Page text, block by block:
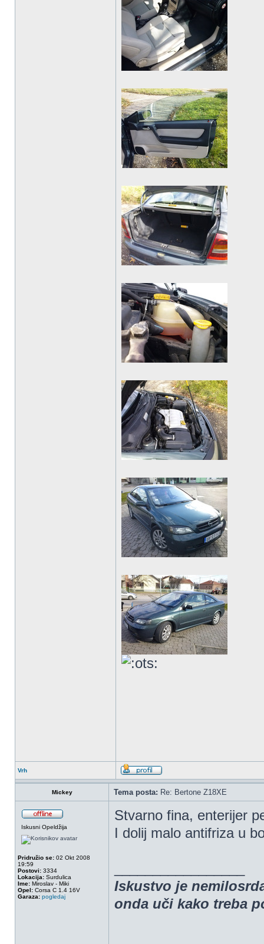
Vrh
Mickey Tema posta: Re: Bertone Z18XE
Iskusni Opeldžija
Pridružio se: 02 Okt 2008
19:59
Postovi: 3334
Lokacija: Surdulica
Ime: Miroslav - Miki
Opel: Corsa C 1.4 16V
Garaza: pogledaj
Stvarno fina, enterijer
I dolij malo antifriza u
Iskustvo je
onda uči kako treba